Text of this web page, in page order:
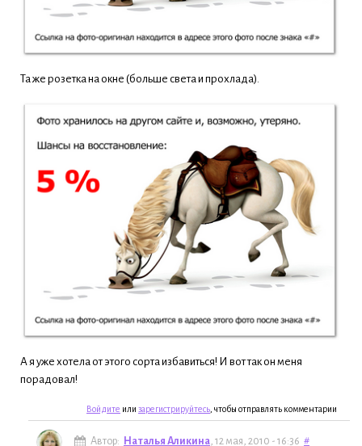
Та же розетка на окне (больше света и прохлада).
А я уже хотела от этого сорта избавиться! И вот так он меня
порадовал!
Войдите или зарегистрируйтесь , чтобы отправлять комментарии
Автор: Наталья Аликина, 12 мая, 2010 - 16:36 #